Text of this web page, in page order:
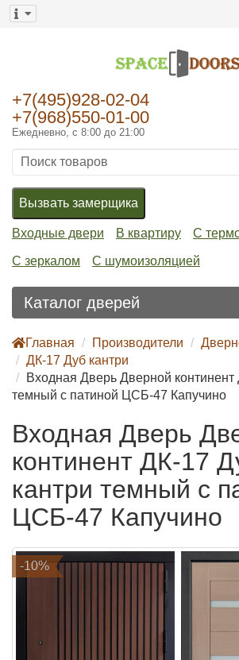
+7(495)928-02-04
+7(968)550-01-00
Ежедневно, с 8:00 до 21:00
Вызвать замерщика
Входные двери В квартиру С
С зеркалом С шумоизоляцией
Каталог дверей
Главная Производители
ДК-17 Дуб кантри
Входная Дверь Дверной континент
темный с патиной ЦСБ-47 Капучино
Входная Дверь
континент ДК-17
кантри темный с
ЦСБ-47 Капучино
-10%